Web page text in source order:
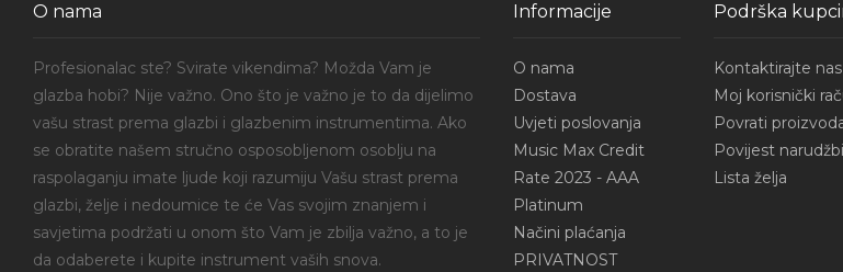
O nama
Profesionalac ste? Svirate vikendima? Možda Vam je
glazba hobi? Nije važno. Ono što je važno je to da dijelimo
vašu strast prema glazbi i glazbenim instrumentima. Ako
se obratite našem stručno osposobljenom osoblju na
raspolaganju imate ljude koji razumiju Vašu strast prema
glazbi, želje i nedoumice te će Vas svojim znanjem i
savjetima podržati u onom što Vam je zbilja važno, a to je
da odaberete i kupite instrument vaših snova.
Informacije
O nama
Dostava
Uvjeti poslovanja
Music Max Credit
Rate 2023 - AAA
Platinum
Načini plaćanja
PRIVATNOST
Podrška
Kontaktirajte nas
Moj korisnički
Povrati
Povijest narudžbi
Lista želja